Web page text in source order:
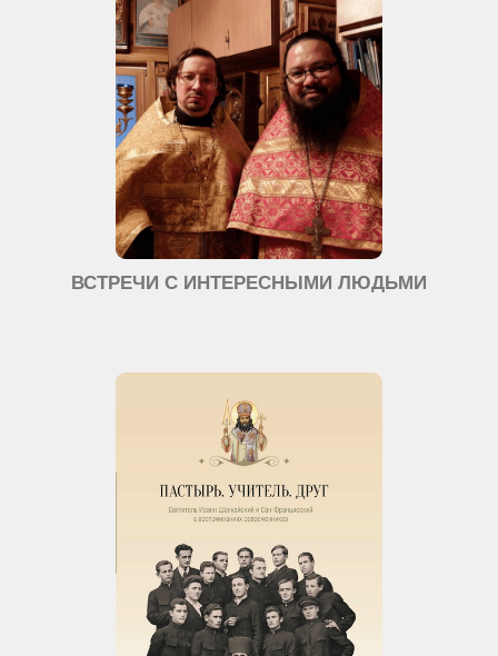
ВСТРЕЧИ С ИНТЕРЕСНЫМИ ЛЮДЬМИ